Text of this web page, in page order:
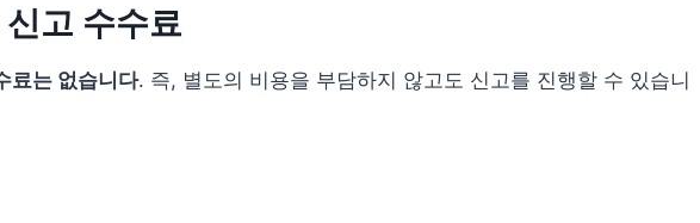
고 수수료
료는 없습니다. 즉, 별도의 비용을 부담하지 않고도 신고를 진행할 수 있습니